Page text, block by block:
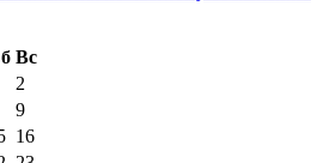
Вс
2
9
16